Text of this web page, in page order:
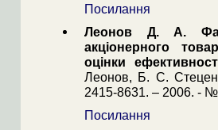
Посилання
Леонов Д. А.
акціонерного
оцінки
Леонов, Б. С.
2415-8631. – 2006. -
Посилання